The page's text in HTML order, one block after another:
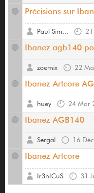
Précisions sur
Paul Sim...
Ibanez agb140
22
zoemix
Ibanez Artcore
24 Mar
huey
Ibanez AGB140
16
Sergal
Ibanez Artcore
31
Ir3nICuS